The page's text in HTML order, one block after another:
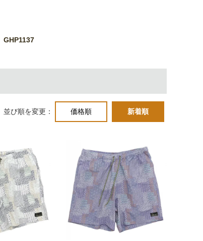
GHP1137
並び順を変更： 価格順 新着順